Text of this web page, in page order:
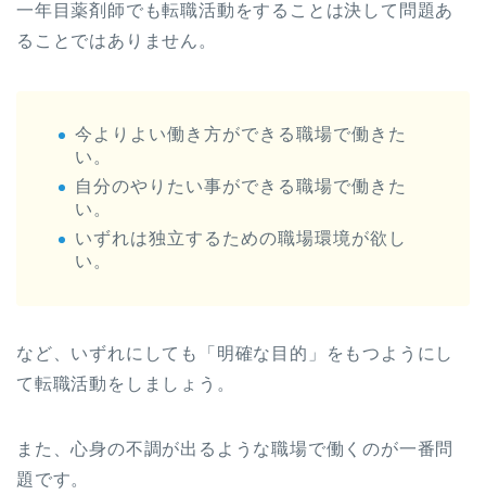
一年目薬剤師でも転職活動をすることは決して問題あ
ることではありません。
今よりよい働き方ができる職場で働きた
い。
自分のやりたい事ができる職場で働きた
い。
いずれは独立するための職場環境が欲し
い。
など、いずれにしても「明確な目的」をもつようにし
て転職活動をしましょう。
また、心身の不調が出るような職場で働くのが一番問
題です。